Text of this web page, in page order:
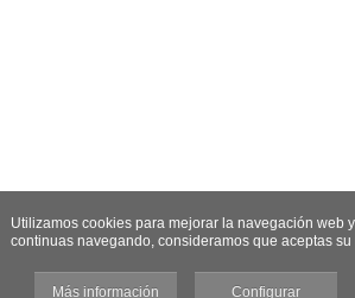
Utilizamos cookies para mejorar la navegación web
continuas navegando, consideramos que aceptas su
Más información Configurar